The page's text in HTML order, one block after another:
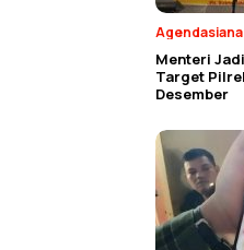
Agendasiana
Menteri
Target
Desember